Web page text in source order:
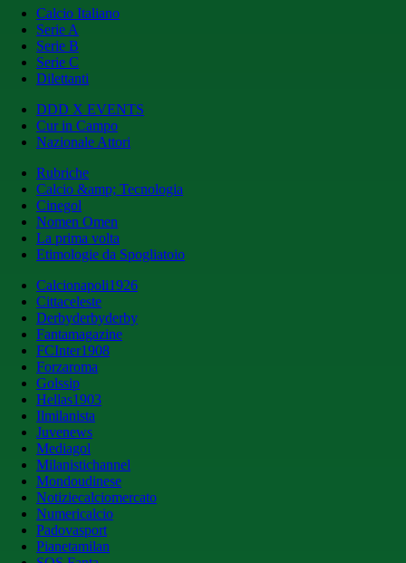
Calcio Italiano
Serie A
Serie B
Serie C
Dilettanti
DDD X EVENTS
Cur in Campo
Nazionale Attori
Rubriche
Calcio &amp; Tecnologia
Cinegol
Nomen Omen
La prima volta
Etimologie da Spogliatoio
Calcionapoli1926
Cittaceleste
Derbyderbyderby
Fantamagazine
FCInter1908
Forzaroma
Golssip
Hellas1903
Ilmilanista
Juvenews
Mediagol
Milanistichannel
Mondoudinese
Notiziecalciomercato
Numericalcio
Padovasport
Pianetamilan